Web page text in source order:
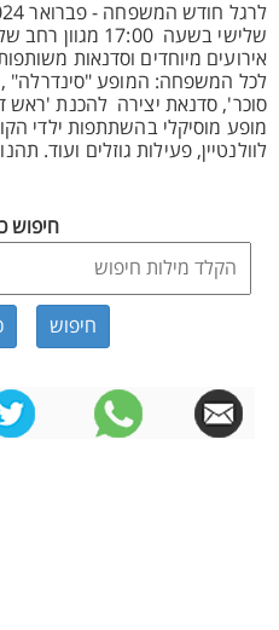
שלישי בשעה 17:00
אירועים מיוחדים וסדנאות
לכל המשפחה: המופע "סינדרלה"
סוכר', סדנאת יצירה להכנת
מופע מוסיקלי בהשתתפות ילדי
לוולנטיין, פעילות גוזלים ועוד.
חיפוש